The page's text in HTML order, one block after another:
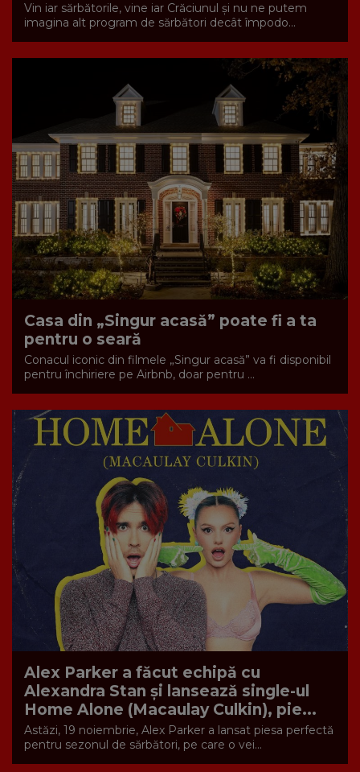
Vin iar sărbătorile, vine iar Crăciunul și nu ne putem
imagina alt program de sărbători decât împodo...
Casa din „Singur acasă” poate fi a ta
pentru o seară
Conacul iconic din filmele „Singur acasă” va fi disponibil
pentru închiriere pe Airbnb, doar pentru ...
Alex Parker a făcut echipă cu
Alexandra Stan și lansează single-ul
Home Alone (Macaulay Culkin), pie...
Astăzi, 19 noiembrie, Alex Parker a lansat piesa perfectă
pentru sezonul de sărbători, pe care o vei...